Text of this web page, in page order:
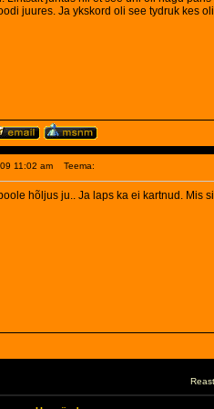
juures. Ja ykskord oli see tydruk kes
11:02 am Teema:
hõljus ju.. Ja laps ka ei kartnud. Mis